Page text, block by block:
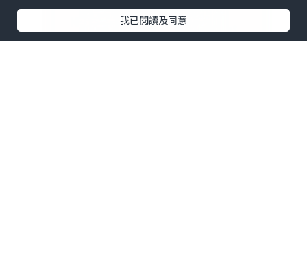
我已閱讀及同意